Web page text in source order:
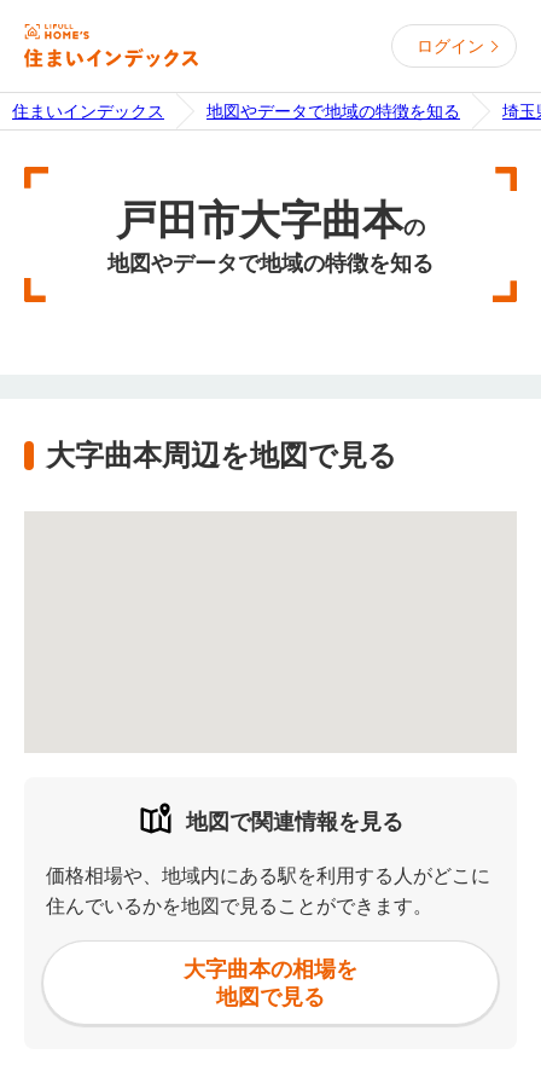
ログイン
住まいインデックス 地図やデータで地域の特徴を知る 埼玉
戸田市大字曲本の
地図やデータで地域の特徴を知る
大字曲本周辺を地図で見る
地図で関連情報を見る
価格相場や、地域内にある駅を利用する人がどこに
住んでいるかを地図で見ることができます。
大字曲本の相場を
地図で見る